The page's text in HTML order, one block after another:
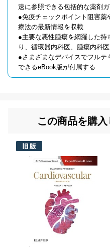
速に参照できる包括的な薬剤
●免疫チェックポイント阻害
療法の最新情報を収載
●主要な悪性腫瘍を網羅した
り、循環器内科医、腫瘍内科
●さまざまなデバイスでフル
できるeBook版が付属する
この商品を購